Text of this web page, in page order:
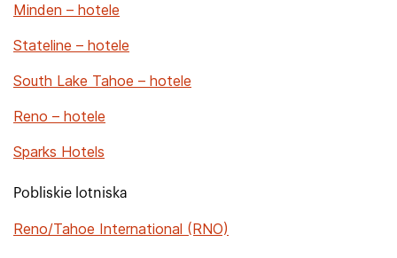
Minden – hotele
Stateline – hotele
South Lake Tahoe – hotele
Reno – hotele
Sparks Hotels
Pobliskie lotniska
Reno/Tahoe International (RNO)